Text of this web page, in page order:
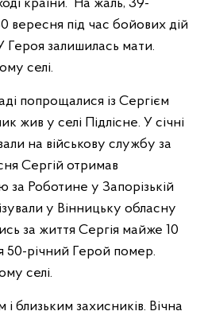
країни. На жаль, 39-
вересня під час бойових дій
Героя залишилась мати.
селі.
попрощалися із Сергієм
жив у селі Підлісне. У січні
на військову службу за
Сергій отримав
за Роботине у Запорізькій
у Вінницьку обласну
за життя Сергія майже 10
50-річний Герой помер.
селі.
близьким захисників. Вічна